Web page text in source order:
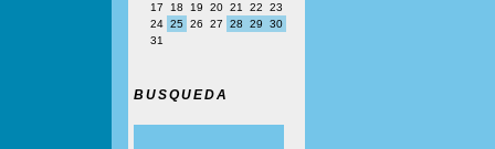
17
18 19 20 21 22
23
24 25 26 27 28 29
30
31
BUSQUEDA